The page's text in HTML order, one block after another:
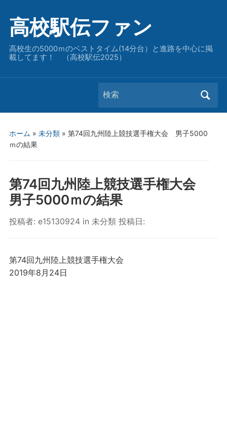
高校駅伝ファン
高校生の5000ｍのベストタイム(14分台）と進路を中心に掲
載してます！ （高校駅伝2025）
Search
for:
ホーム » 未分類» 第74回九州陸上競技選手権大会 男子5000
ｍの結果
第74回九州陸上競技選手権大会
男子5000ｍの結果
投稿者: e15130924 in 未分類投稿日:
第74回九州陸上競技選手権大会
2019年8月24日